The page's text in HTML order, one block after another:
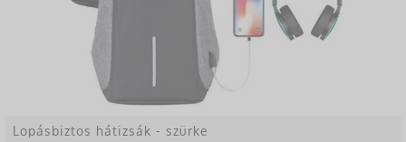
Lopásbiztos hátizsák - szürke